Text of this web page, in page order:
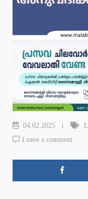
04.02.2025
Leave a comment